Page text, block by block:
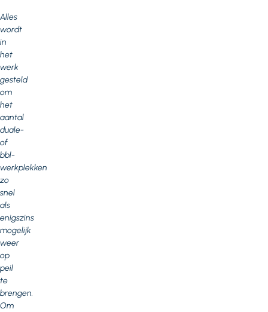
Alles
wordt
in
het
werk
gesteld
om
het
aantal
duale-
of
bbl-
werkplekken
zo
snel
als
enigszins
mogelijk
weer
op
peil
te
brengen.
Om